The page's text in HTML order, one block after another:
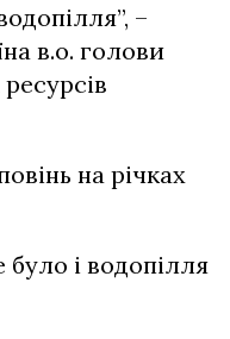
–
в.о. голови
на річках
і водопілля